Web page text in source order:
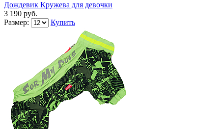
Дождевик Кружева для девочки
3 190 руб.
Размер:
Купить